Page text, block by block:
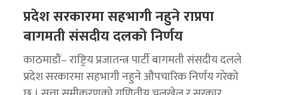
प्रदेश सरकारमा सहभागी नहुने राप्रपा
बागमती संसदीय दलको निर्णय
काठमाडौं– राष्ट्रिय प्रजातन्त्र पार्टी बागमती संसदीय दलले
प्रदेश सरकारमा सहभागी नहुने औपचारिक निर्णय गरेको